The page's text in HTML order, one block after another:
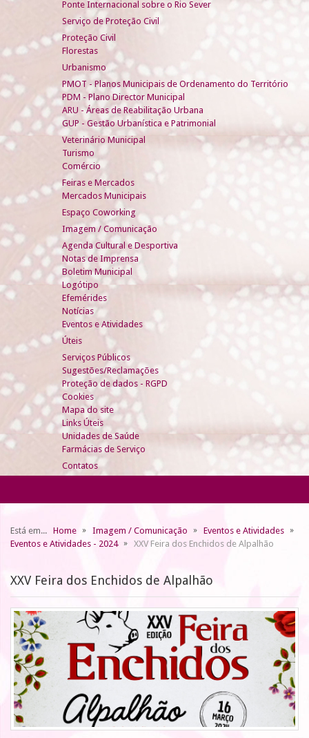
Ponte Internacional sobre o Rio Sever
Serviço de Proteção Civil
Proteção Civil
Florestas
Urbanismo
PMOT - Planos Municipais de Ordenamento do Território
PDM - Plano Director Municipal
ARU - Áreas de Reabilitação Urbana
GUP - Gestão Urbanística e Patrimonial
Veterinário Municipal
Turismo
Comércio
Feiras e Mercados
Mercados Municipais
Espaço Coworking
Imagem / Comunicação
Agenda Cultural e Desportiva
Notas de Imprensa
Boletim Municipal
Logótipo
Efemérides
Notícias
Eventos e Atividades
Úteis
Serviços Públicos
Sugestões/Reclamações
Proteção de dados - RGPD
Cookies
Mapa do site
Links Úteis
Unidades de Saúde
Farmácias de Serviço
Contatos
Está em... Home Imagem / Comunicação
Eventos e Atividades
Eventos e Atividades - 2024
XXV Feira dos Enchidos de Alpalhão
XXV Feira dos Enchidos de Alpalhão